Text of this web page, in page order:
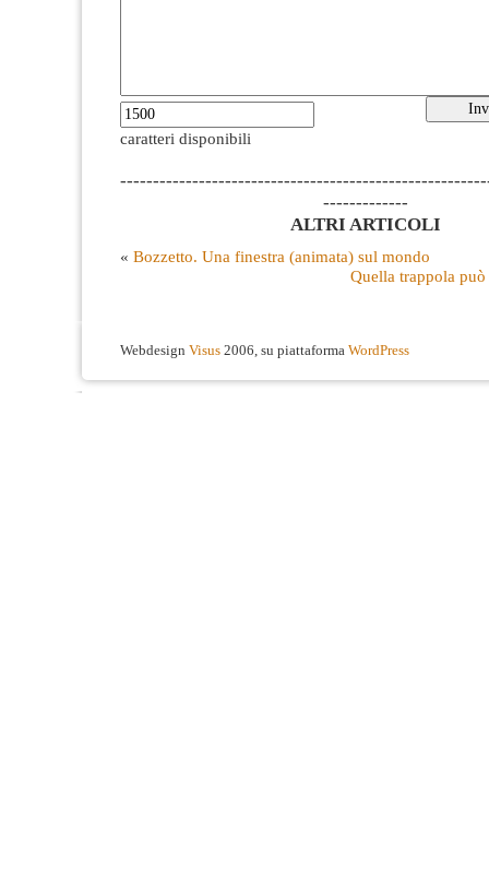
caratteri disponibili
-------------
ALTRI ARTICOLI
« Bozzetto. Una finestra (animata) sul mondo
Quella trappola
Webdesign Visus 2006, su piattaforma WordPress